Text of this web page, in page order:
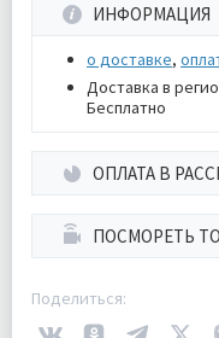
ИНФОРМАЦИЯ
о доставке,
Доставка в
Бесплатно
ОПЛАТА В
ПОСМОРЕТЬ
Поделиться: